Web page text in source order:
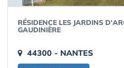
RÉSIDENCE LES JARDINS
GAUDINIÈRE
44300 - NANTES